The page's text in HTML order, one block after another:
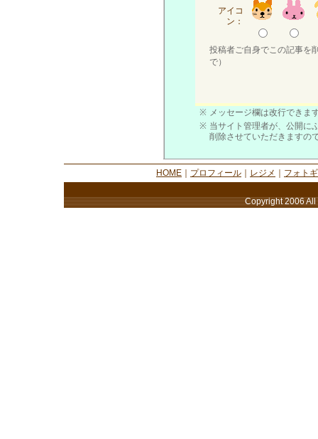
アイコ
ン：
投稿者ご自身でこの記事を
で）
※ メッセージ欄は改行できま
※ 当サイト管理者が、公開に
削除させていただきますの
HOME プロフィール レジメ フォト
Copyright 2006